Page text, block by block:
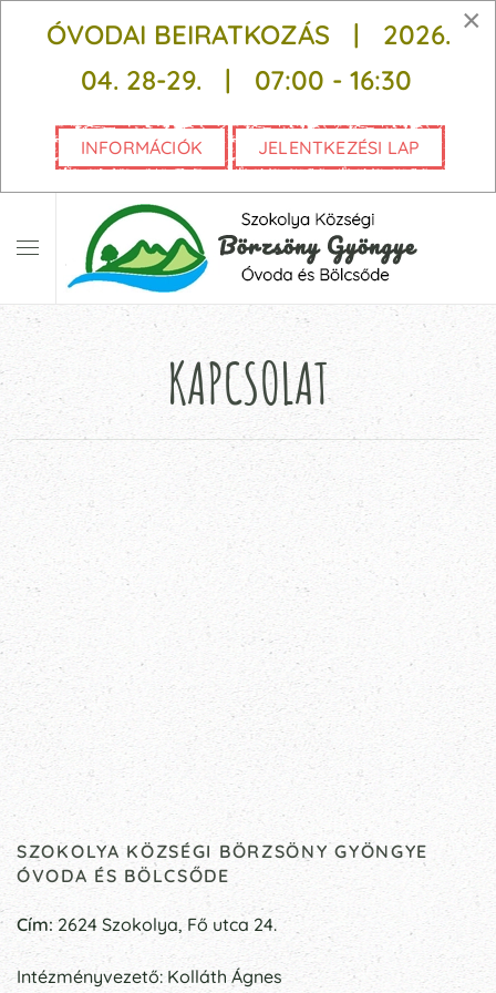
×
ÓVODAI BEIRATKOZÁS | 2026.
04. 28-29. | 07:00 - 16:30
INFORMÁCIÓK JELENTKEZÉSI LAP
Fő tartalom átugrása
KAPCSOLAT
SZOKOLYA KÖZSÉGI BÖRZSÖNY GYÖNGYE
ÓVODA ÉS BÖLCSŐDE
Cím: 2624 Szokolya, Fő utca 24.
Intézményvezető: Kolláth Ágnes